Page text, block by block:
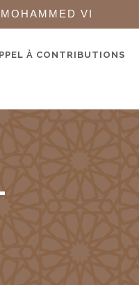
VI
À CONTRIBUTIONS